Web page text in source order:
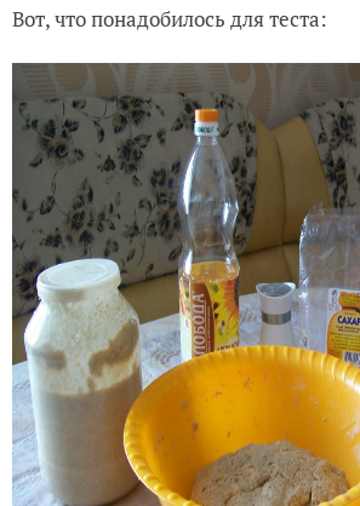
Вот, что понадобилось для теста: